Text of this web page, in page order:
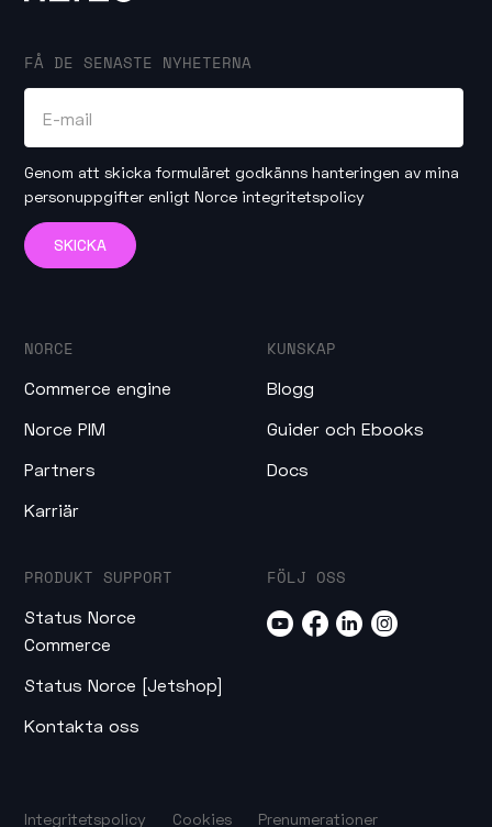
FÅ DE SENASTE NYHETERNA
Genom att skicka formuläret godkänns hanteringen av mina
personuppgifter enligtNorce integritetspolicy
NORCE
Commerce engine
Norce PIM
Partners
Karriär
KUNSKAP
Blogg
Guider och Ebooks
Docs
PRODUKT SUPPORT
Status Norce
Commerce
Status Norce [Jetshop]
Kontakta oss
FÖLJ OSS
Integritetspolicy Cookies Prenumerationer